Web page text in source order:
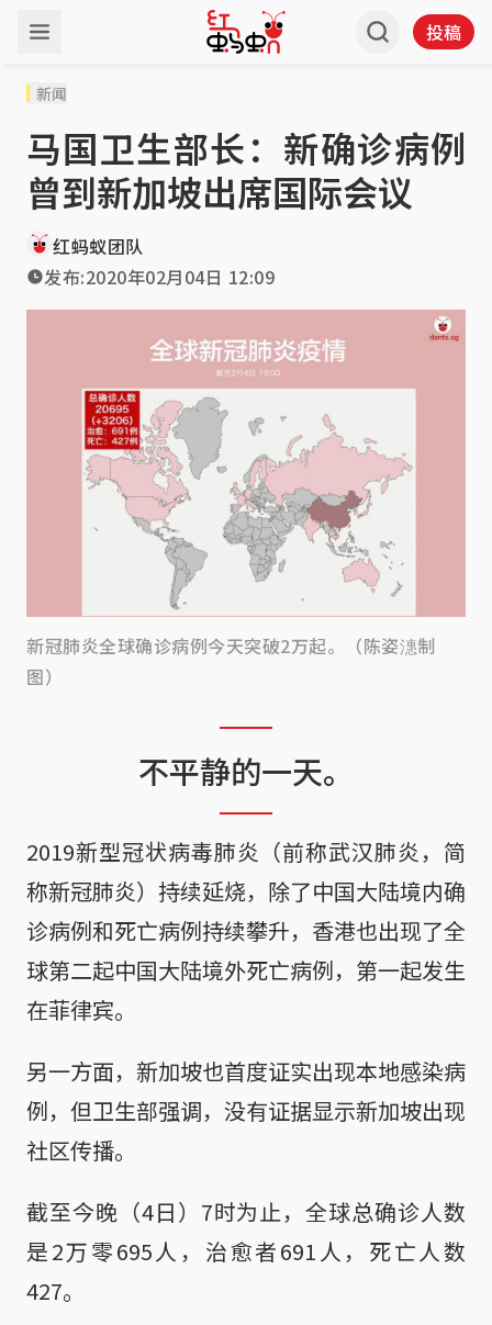
投稿
新闻
马国卫生部长：新确诊病例
曾到新加坡出席国际会议
红蚂蚁团队
发布:2020年02月04日 12:09
新冠肺炎全球确诊病例今天突破2万起。（陈姿潓制
图）
不平静的一天。
2019新型冠状病毒肺炎（前称武汉肺炎，简
称新冠肺炎）持续延烧，除了中国大陆境内确
诊病例和死亡病例持续攀升，香港也出现了全
球第二起中国大陆境外死亡病例，第一起发生
在菲律宾。
另一方面，新加坡也首度证实出现本地感染病
例，但卫生部强调，没有证据显示新加坡出现
社区传播。
截至今晚（4日）7时为止，全球总确诊人数
是2万零695人，治愈者691人，死亡人数
427。